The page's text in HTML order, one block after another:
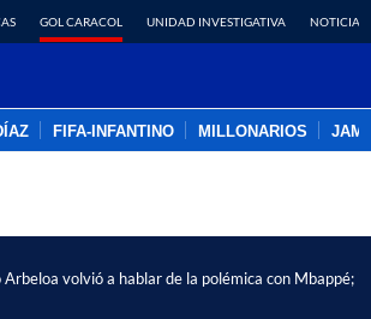
GOL CARACOL UNIDAD INVESTIGATIVA NOTICIAS
FIFA-INFANTINO MILLONARIOS
volvió a hablar de la polémica con Mbappé;